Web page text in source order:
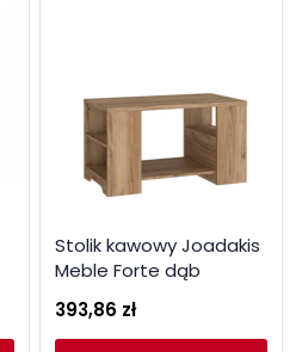
Stolik kawowy Joadakis
Meble Forte dąb
393,86 zł